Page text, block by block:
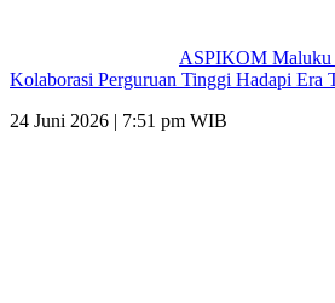
ASPIKOM Maluku
Kolaborasi Perguruan Tinggi Hadapi Era
24 Juni 2026 | 7:51 pm WIB